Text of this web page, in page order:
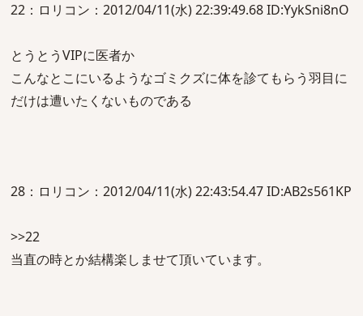
22：ロリコン：2012/04/11(水) 22:39:49.68 ID:YykSni8nO
とうとうVIPに医者か
こんなとこにいるようなゴミクズに体を診てもらう羽目に
だけは遭いたくないものである
28：ロリコン：2012/04/11(水) 22:43:54.47 ID:AB2s561KP
>>22
当直の時とか結構楽しませて頂いています。